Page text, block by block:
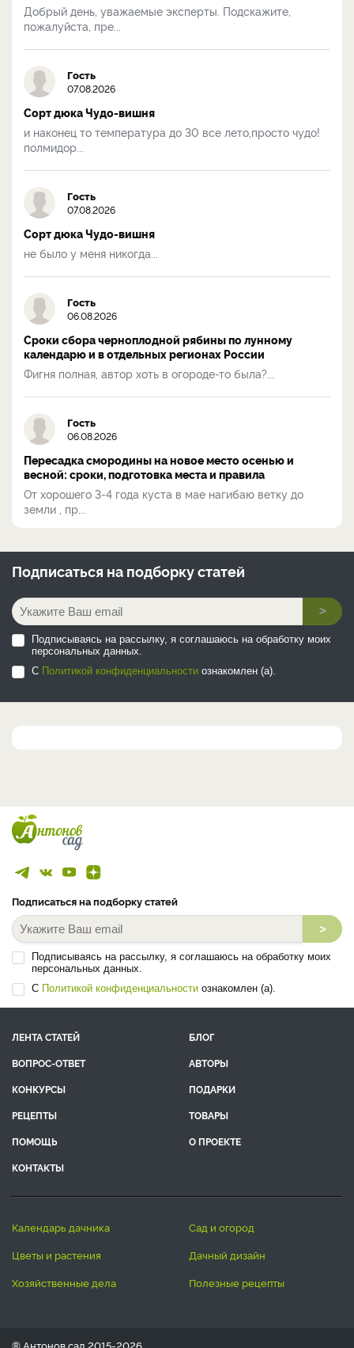
Добрый день, уважаемые эксперты. Подскажите,
пожалуйста, пре...
Гость
07.08.2026
Сорт дюка Чудо-вишня
и наконец то температура до 30 все лето,просто чудо!
полмидор...
Гость
07.08.2026
Сорт дюка Чудо-вишня
не было у меня никогда...
Гость
06.08.2026
Сроки сбора черноплодной рябины по лунному
календарю и в отдельных регионах России
Фигня полная, автор хоть в огороде-то была?...
Гость
06.08.2026
Пересадка смородины на новое место осенью и
весной: сроки, подготовка места и правила
От хорошего 3-4 года куста в мае нагибаю ветку до
земли , пр...
Подписаться на подборку статей
>
Подписываясь на рассылку, я соглашаюсь на обработку моих
персональных данных.
С Политикой конфиденциальности ознакомлен (а).
Подписаться на подборку статей
>
Подписываясь на рассылку, я соглашаюсь на обработку моих
персональных данных.
С Политикой конфиденциальности ознакомлен (а).
ЛЕНТА СТАТЕЙ
БЛОГ
ВОПРОС-ОТВЕТ
АВТОРЫ
КОНКУРСЫ
ПОДАРКИ
РЕЦЕПТЫ
ТОВАРЫ
ПОМОЩЬ
О ПРОЕКТЕ
КОНТАКТЫ
календарь дачника
сад и огород
цветы и растения
дачный дизайн
хозяйственные дела
полезные рецепты
® Антонов сад 2015-2026